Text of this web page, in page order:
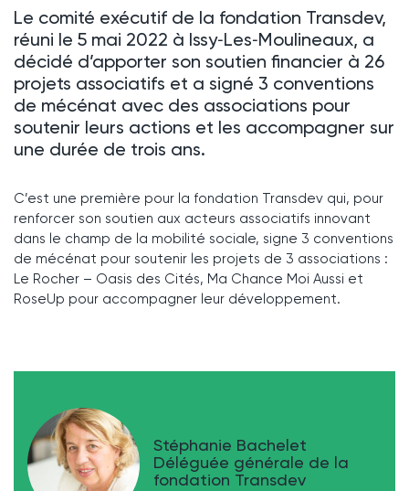
Le comité exécutif de la fondation Transdev,
réuni le 5 mai 2022 à Issy‑Les‑Moulineaux, a
décidé d’apporter son soutien financier à 26
projets associatifs et a signé 3 conventions
de mécénat avec des associations pour
soutenir leurs actions et les accompagner sur
une durée de trois ans.
C’est une première pour la fondation Transdev qui, pour
renforcer son soutien aux acteurs associatifs innovant
dans le champ de la mobilité sociale, signe 3 conventions
de mécénat pour soutenir les projets de 3 associations :
Le Rocher – Oasis des Cités, Ma Chance Moi Aussi et
RoseUp pour accompagner leur développement.
Stéphanie Bachelet
Déléguée générale de la
fondation Transdev